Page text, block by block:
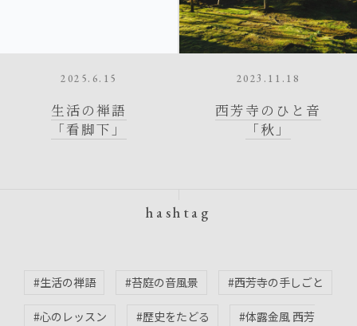
2025.6.15
生活の禅語
「看脚下」
2023.11.18
西芳寺のひと音
「秋」
hashtag
#生活の禅語 #苔庭の音風景 #西芳寺の手しごと
#心のレッスン #歴史をたどる #体露金風 西芳